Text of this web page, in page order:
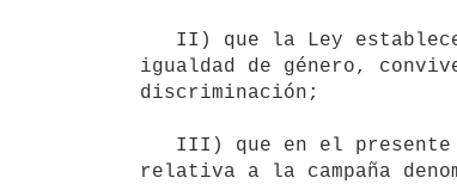
igualdad de género,
discriminación;
relativa a la campaña